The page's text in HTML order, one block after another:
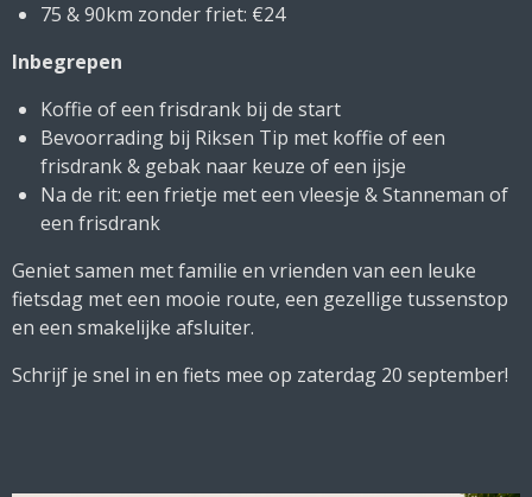
75 & 90km zonder friet: €24
Inbegrepen
Koffie of een frisdrank bij de start
Bevoorrading bij Riksen Tip met koffie of een
frisdrank & gebak naar keuze of een ijsje
Na de rit: een frietje met een vleesje & Stanneman of
een frisdrank
Geniet samen met familie en vrienden van een leuke
fietsdag met een mooie route, een gezellige tussenstop
en een smakelijke afsluiter.
Schrijf je snel in en fiets mee op zaterdag 20 september!